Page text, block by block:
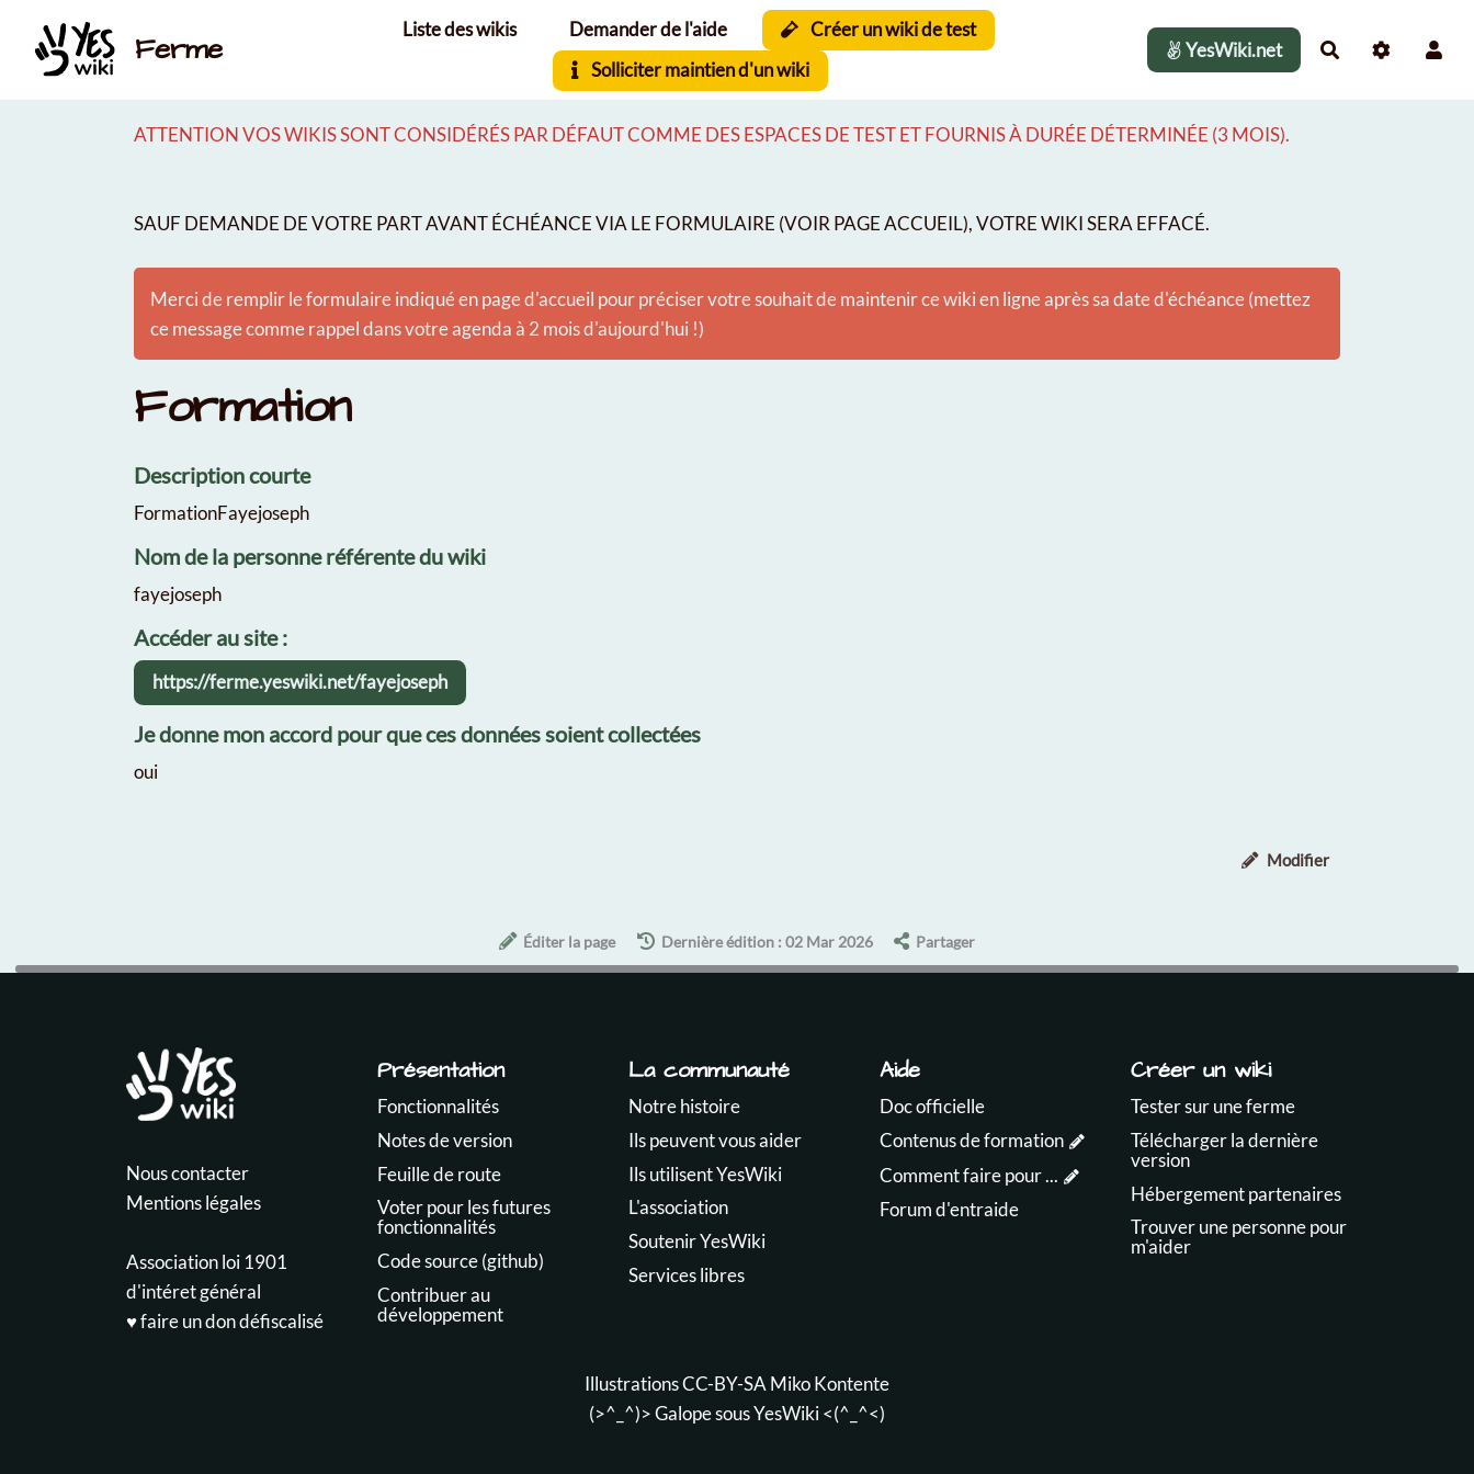
Aller au contenu principal
Ferme
Liste des wikis Demander de l'aide
Créer un wiki de test
Solliciter maintien d'un wiki
YesWiki.net Rechercher
ATTENTION VOS WIKIS SONT CONSIDÉRÉS PAR DÉFAUT COMME DES ESPACES DE TEST ET FOURNIS À DURÉE DÉTERMINÉE (3 MOIS).
SAUF DEMANDE DE VOTRE PART AVANT ÉCHÉANCE VIA LE FORMULAIRE (VOIR PAGE ACCUEIL), VOTRE WIKI SERA EFFACÉ.
Merci de remplir le formulaire indiqué en page d'accueil pour préciser votre souhait de maintenir ce wiki en ligne après sa date d'échéance (mettez
ce message comme rappel dans votre agenda à 2 mois d'aujourd'hui !)
Formation
Description courte
FormationFayejoseph
Nom de la personne référente du wiki
fayejoseph
Accéder au site :
https://ferme.yeswiki.net/fayejoseph
Je donne mon accord pour que ces données soient collectées
oui
Modifier
Éditer la page Dernière édition : 02 Mar 2026 Partager
Nous contacter
Mentions légales
Association loi 1901
d'intéret général
♥️ faire un don défiscalisé
Présentation
Fonctionnalités
Notes de version
Feuille de route
Voter pour les futures
fonctionnalités
Code source (github)
Contribuer au
développement
La communauté
Notre histoire
Ils peuvent vous aider
Ils utilisent YesWiki
L'association
Soutenir YesWiki
Services libres
Aide
Doc officielle
Contenus de formation
Comment faire pour ...
Forum d'entraide
Créer un wiki
Tester sur une ferme
Télécharger la dernière
version
Hébergement partenaires
Trouver une personne pour
m'aider
Illustrations CC-BY-SA Miko Kontente
(>^_^)> Galope sousYesWiki<(^_^<)